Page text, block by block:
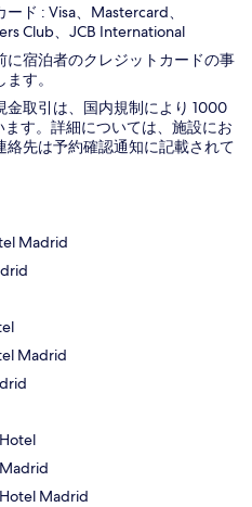
ド : Visa、Mastercard、
Club、JCB International
に宿泊者のクレジットカードの事
す。
金取引は、国内規制により 1000
ます。詳細については、施設にお
絡先は予約確認通知に記載されて
Madrid
Madrid
Madrid